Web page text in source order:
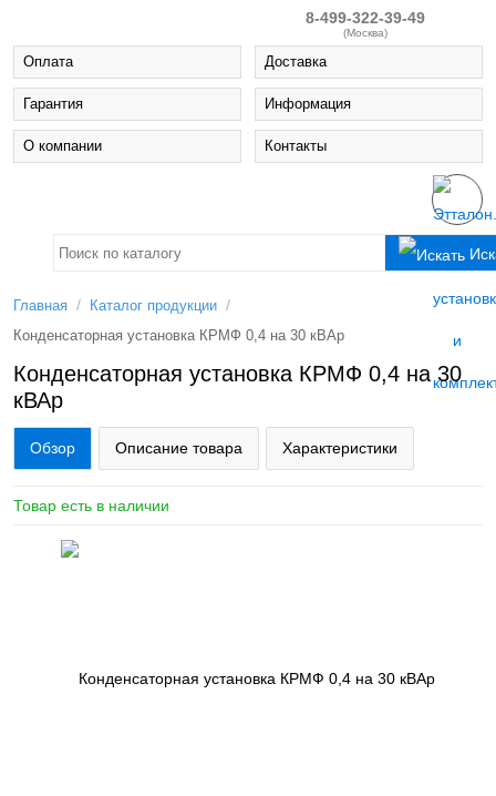
8-499-322-39-49
(Москва)
Оплата Доставка
Гарантия Информация
О компании Контакты
Главная / Каталог продукции /
Конденсаторная установка КРМФ 0,4 на 30 кВАр
Конденсаторная установка КРМФ 0,4 на 30
кВАр
Обзор Описание товара Характеристики
Товар есть в наличии